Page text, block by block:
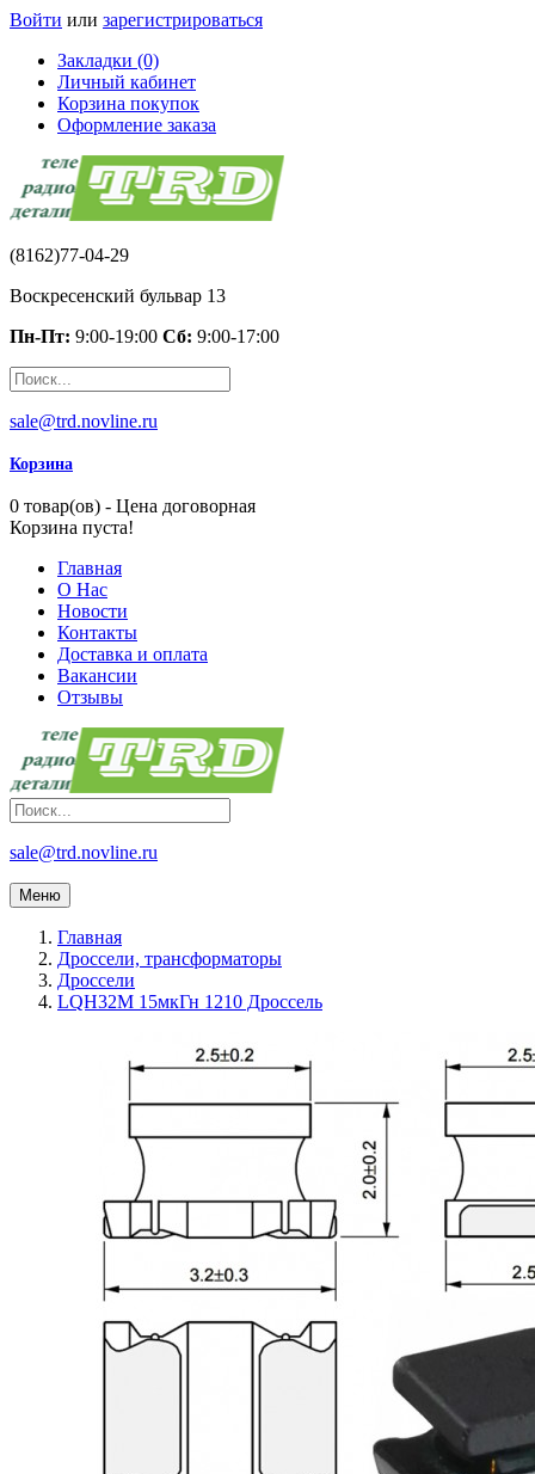
Войти или зарегистрироваться
Закладки (0)
Личный кабинет
Корзина покупок
Оформление заказа
(8162)77-04-29
Воскресенский бульвар 13
Пн-Пт: 9:00-19:00 Сб: 9:00-17:00
sale@trd.novline.ru
Корзина
0 товар(ов) - Цена договорная
Корзина пуста!
Главная
О Нас
Новости
Контакты
Доставка и оплата
Вакансии
Отзывы
sale@trd.novline.ru
Меню
Главная
Дроссели, трансформаторы
Дроссели
LQH32M 15мкГн 1210 Дроссель